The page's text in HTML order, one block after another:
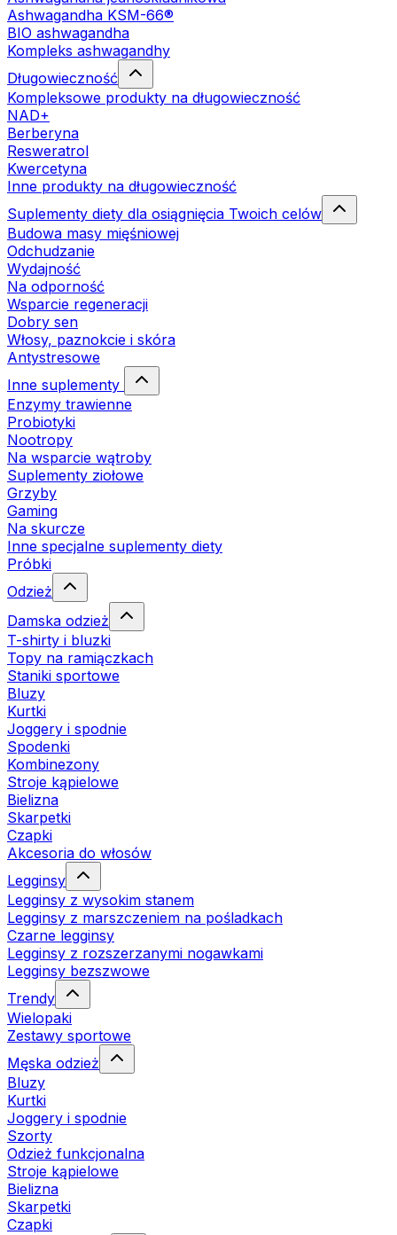
Ashwagandha KSM-66®
BIO ashwagandha
Kompleks ashwagandhy
Długowieczność
Kompleksowe produkty na długowieczność
NAD+
Berberyna
Resweratrol
Kwercetyna
Inne produkty na długowieczność
Suplementy diety dla osiągnięcia Twoich celów
Budowa masy mięśniowej
Odchudzanie
Wydajność
Na odporność
Wsparcie regeneracji
Dobry sen
Włosy, paznokcie i skóra
Antystresowe
Inne suplementy
Enzymy trawienne
Probiotyki
Nootropy
Na wsparcie wątroby
Suplementy ziołowe
Grzyby
Gaming
Na skurcze
Inne specjalne suplementy diety
Próbki
Odzież
Damska odzież
T-shirty i bluzki
Topy na ramiączkach
Staniki sportowe
Bluzy
Kurtki
Joggery i spodnie
Spodenki
Kombinezony
Stroje kąpielowe
Bielizna
Skarpetki
Czapki
Akcesoria do włosów
Legginsy
Legginsy z wysokim stanem
Legginsy z marszczeniem na pośladkach
Czarne legginsy
Legginsy z rozszerzanymi nogawkami
Legginsy bezszwowe
Trendy
Wielopaki
Zestawy sportowe
Męska odzież
Bluzy
Kurtki
Joggery i spodnie
Szorty
Odzież funkcjonalna
Stroje kąpielowe
Bielizna
Skarpetki
Czapki